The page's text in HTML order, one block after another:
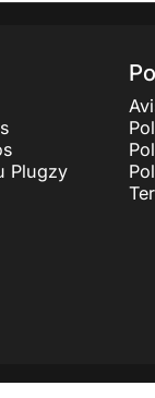
Plugzy